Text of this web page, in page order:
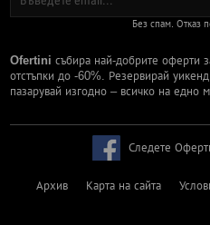
Без спам. Отказ
Ofertini събира най-добрите оферти
отстъпки до -60%. Резервирай
пазарувай изгодно – всичко на едно
Следете
Архив Карта на сайта